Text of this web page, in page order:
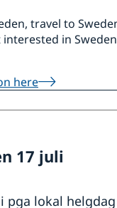
travel to
in
here
17 juli
pga lokal